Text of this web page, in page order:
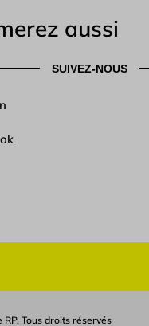
aussi
SUIVEZ-NOUS
Tous droits réservés